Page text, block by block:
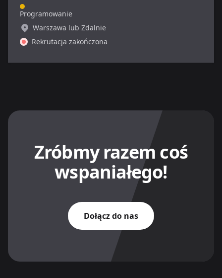
Programowanie
Warszawa lub Zdalnie
Rekrutacja zakończona
Zróbmy razem coś
wspaniałego!
Dołącz do nas